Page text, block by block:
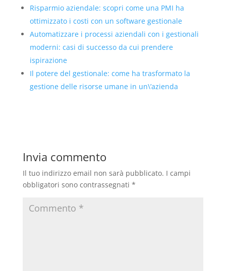
Risparmio aziendale: scopri come una PMI ha
ottimizzato i costi con un software gestionale
Automatizzare i processi aziendali con i gestionali
moderni: casi di successo da cui prendere
ispirazione
Il potere del gestionale: come ha trasformato la
gestione delle risorse umane in un\’azienda
Invia commento
Il tuo indirizzo email non sarà pubblicato. I campi
obbligatori sono contrassegnati *